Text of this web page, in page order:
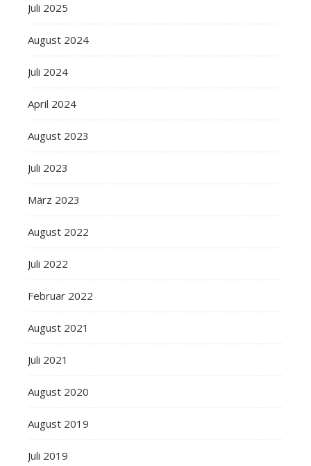
Juli 2025
August 2024
Juli 2024
April 2024
August 2023
Juli 2023
März 2023
August 2022
Juli 2022
Februar 2022
August 2021
Juli 2021
August 2020
August 2019
Juli 2019